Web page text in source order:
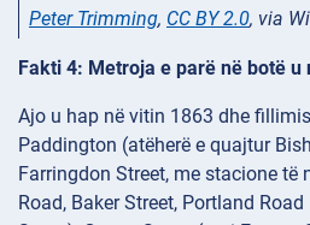
Peter Trimming, CC BY 2.0, via
Fakti 4: Metroja e parë në botë
Ajo u hap në vitin 1863 dhe
Paddington (atëherë e quajtur
Farringdon Street, me stacione të
Road, Baker Street, Portland